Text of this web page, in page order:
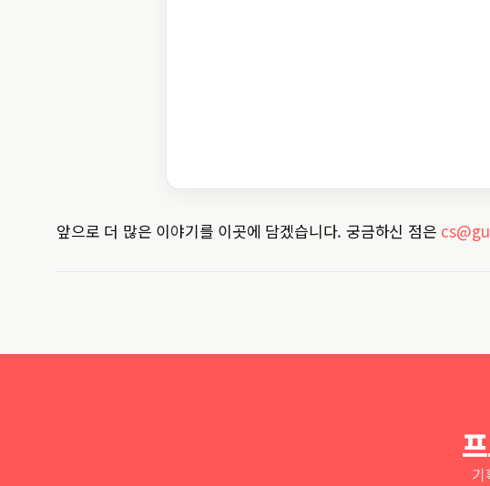
앞으로 더 많은 이야기를 이곳에 담겠습니다. 궁금하신 점은
기